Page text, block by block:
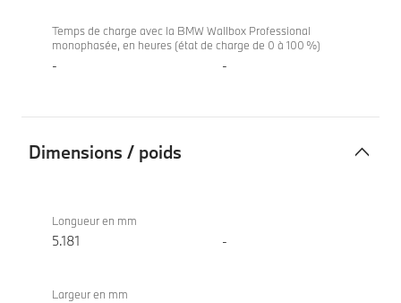
Temps de charge avec la BMW Wallbox Professional
monophasée, en heures (état de charge de 0 à 100 %)
- -
Dimensions / poids
poids
xDrive40d
Longueur en mm
5.181 -
Largeur en mm